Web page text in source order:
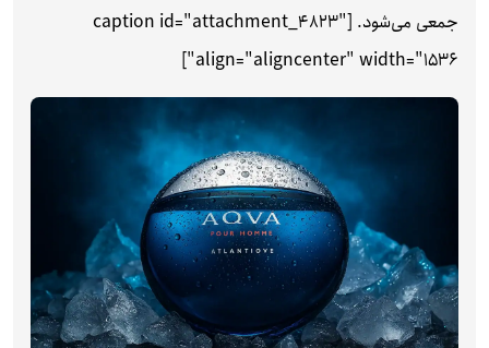
جمعی می‌شود. [caption id="attachment_4823"
align="aligncenter" width="1536"]